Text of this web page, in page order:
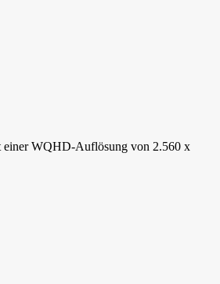
einer WQHD-Auflösung von 2.560 x